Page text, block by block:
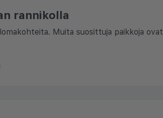
rannikolla
Muita suosittuja paikkoja ovat